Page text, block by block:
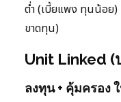
ต่ำ (เบี้ยแพง ทุนน้อย
ขาดทุน)
Unit Linked (
ลงทุน + คุ้มครอง